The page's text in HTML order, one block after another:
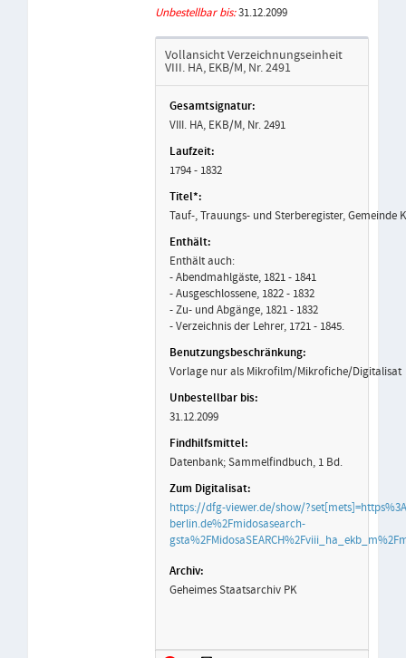
Unbestellbar bis:31.12.2099
Vollansicht Verzeichnungseinheit
VIII. HA, EKB/M, Nr. 2491
VIII. HA, EKB/M, Nr. 2491
1794 - 1832
Tauf-, Trauungs- und Sterberegister, Gemeinde
Enthält auch:
- Abendmahlgäste, 1821 - 1841
- Ausgeschlossene, 1822 - 1832
- Zu- und Abgänge, 1821 - 1832
- Verzeichnis der Lehrer, 1721 - 1845.
Vorlage nur als Mikrofilm/Mikrofiche/Digitalisat
31.12.2099
Datenbank; Sammelfindbuch, 1 Bd.
https://dfg-viewer.de/show/
berlin.de%2Fmidosasearch-
Geheimes Staatsarchiv PK